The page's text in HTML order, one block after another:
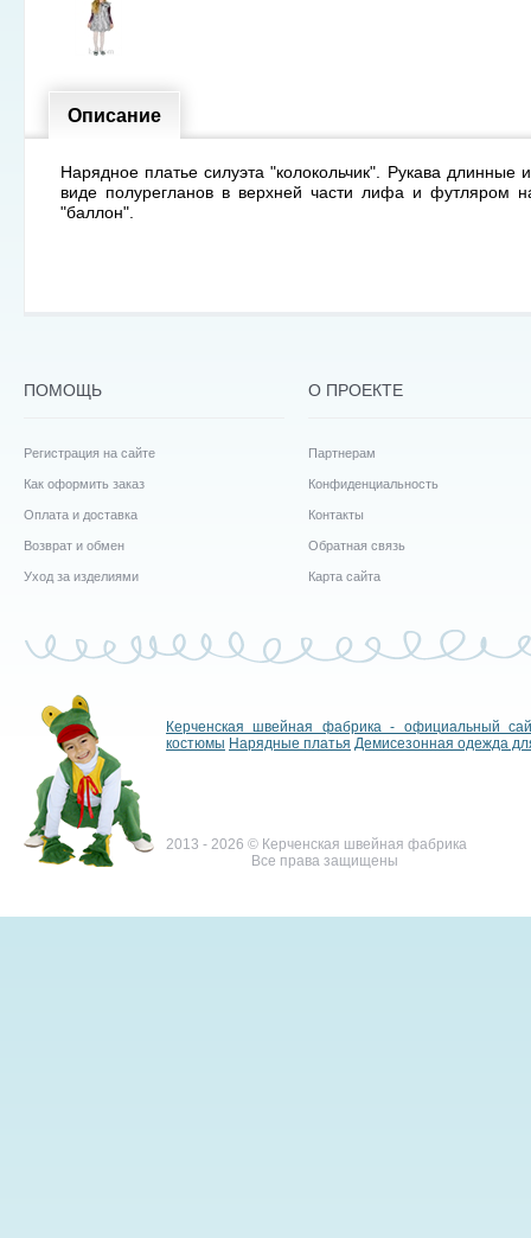
Описание
Нарядное платье силуэта "колокольчик". Рукава
виде полурегланов в верхней части лифа и футляром
"баллон".
ПОМОЩЬ
Регистрация на сайте
Как оформить заказ
Оплата и доставка
Возврат и обмен
Уход за изделиями
О ПРОЕКТЕ
Партнерам
Конфиденциальность
Контакты
Обратная связь
Карта сайта
Керченская швейная фабрика - официальный
костюмы Нарядные платья Демисезонная одежда
2013 - 2026 © Керченская швейная фабрика
Все права защищены